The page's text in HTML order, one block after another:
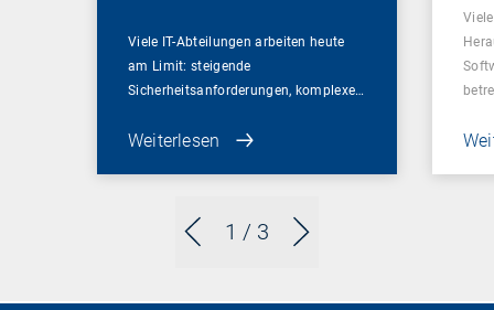
1 / 3
Viele IT-Abteilungen arbeiten heute
am Limit: steigende
Sicherheitsanforderungen, komplexe…
Weiterlesen